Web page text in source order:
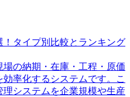
タイプ別比較とランキング
の納期・在庫・工程・原価
率化するシステムです。こ
システムを企業規模や生産